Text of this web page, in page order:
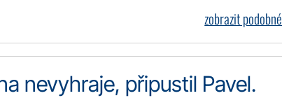
zobrazit podobné
nevyhraje, připustil Pavel.